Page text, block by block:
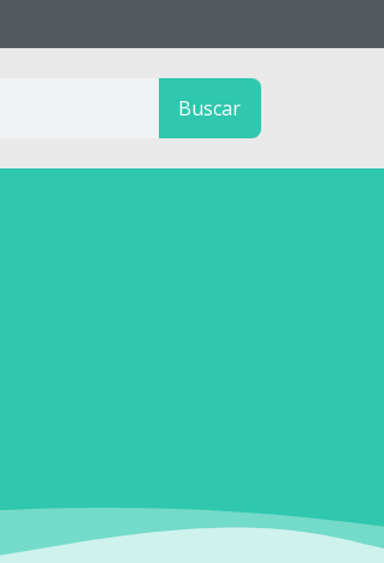
Buscar